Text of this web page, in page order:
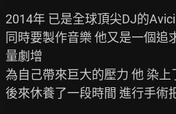
2014年 已是全球頂尖DJ的
同時要製作音樂 他又是一個追
量劇增
為自己帶來巨大的壓力 他 染上
後來休養了一段時間 進行手術